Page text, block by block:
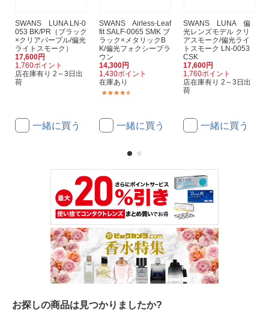
SWANS LUNA LN-0
053 BK/PR（ブラック
×クリアパープル/偏光
ライトスモーク）
17,600円
1,760ポイント
店在庫有り 2～3日出
荷
一緒に買う
SWANS Airless-Leaf
fit SALF-0065 SMK ブ
ラック×メタリックB
K/偏光フォクシーブラ
ウン
14,300円
1,430ポイント
在庫あり
一緒に買う
SWANS LUNA 偏
光レンズモデル クリ
アスモーク/偏光ライ
トスモーク LN-0053
CSK
17,600円
1,760ポイント
店在庫有り 2～3日出
荷
一緒に買う
お探しの商品は見つかりましたか?